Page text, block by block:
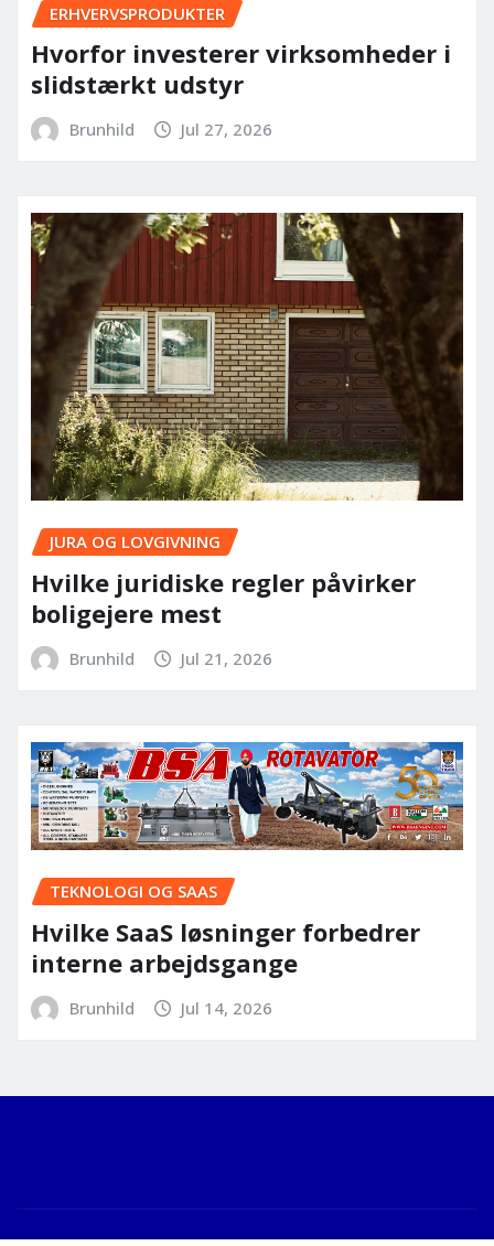
ERHVERVSPRODUKTER
Hvorfor investerer virksomheder i
slidstærkt udstyr
Brunhild Jul 27, 2026
JURA OG LOVGIVNING
Hvilke juridiske regler påvirker
boligejere mest
Brunhild Jul 21, 2026
TEKNOLOGI OG SAAS
Hvilke SaaS løsninger forbedrer
interne arbejdsgange
Brunhild Jul 14, 2026